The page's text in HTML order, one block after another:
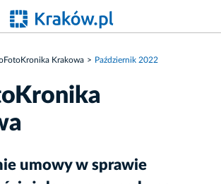
Krakowa Październik 2022
umowy w sprawie